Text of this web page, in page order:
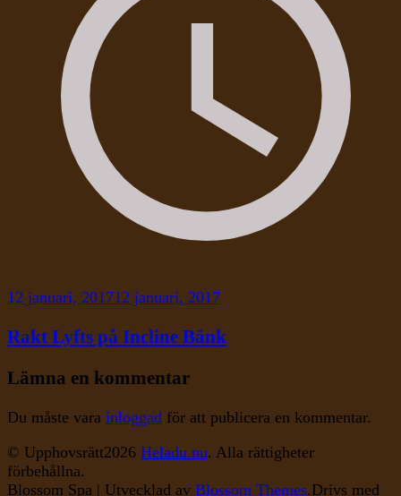
12 januari, 201712 januari, 2017
Rakt Lyfts på Incline Bänk
Lämna en kommentar
Du måste vara inloggad för att publicera en kommentar.
© Upphovsrätt2026 Heladu.nu. Alla rättigheter
förbehållna.
Blossom Spa | Utvecklad av Blossom Themes.Drivs med